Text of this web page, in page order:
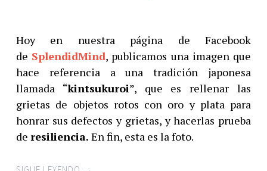
Hoy en nuestra página de Facebook
de SplendidMind, publicamos una imagen que
hace referencia a una tradición japonesa
llamada “kintsukuroi”, que es rellenar las
grietas de objetos rotos con oro y plata para
honrar sus defectos y grietas, y hacerlas prueba
de resiliencia. En fin, esta es la foto.